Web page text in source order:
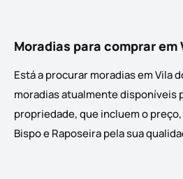
Moradias para comprar em
Está a procurar moradias em Vila
moradias atualmente disponíveis
propriedade, que incluem o
Bispo e Raposeira pela sua